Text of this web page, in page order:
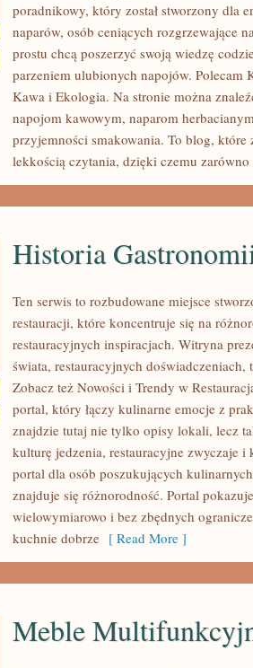
PORADY
TRIKI
KAWOWE
poradnikowy, który został stworzony dla
naparów, osób ceniących rozgrzewające
prostu chcą poszerzyć swoją wiedzę
parzeniem ulubionych napojów.
Kawa i Ekologia. Na stronie można
napojom kawowym, naparom
przyjemności smakowania. To blog,
lekkością czytania, dzięki czemu zarówno
HISTORIA
GASTRONOMII
Historia
Ten serwis to rozbudowane miejsce
restauracji, które koncentruje się na
restauracyjnych inspiracjach. Witryna
świata, restauracyjnych
Zobacz też Nowości i Trendy w
portal, który łączy kulinarne emocje z
znajdzie tutaj nie tylko opisy lokali, lecz
kulturę jedzenia, restauracyjne zwyczaje
portal dla osób poszukujących
znajduje się różnorodność. Portal
wielowymiarowo i bez zbędnych
kuchnie dobrze [ Read More ]
Meble